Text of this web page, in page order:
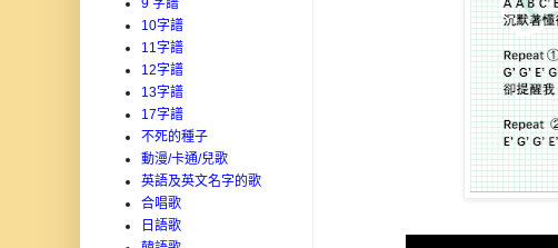
9 字譜
10字譜
11字譜
12字譜
13字譜
17字譜
不死的種子
動漫/卡通/兒歌
英語及英文名字的歌
合唱歌
日語歌